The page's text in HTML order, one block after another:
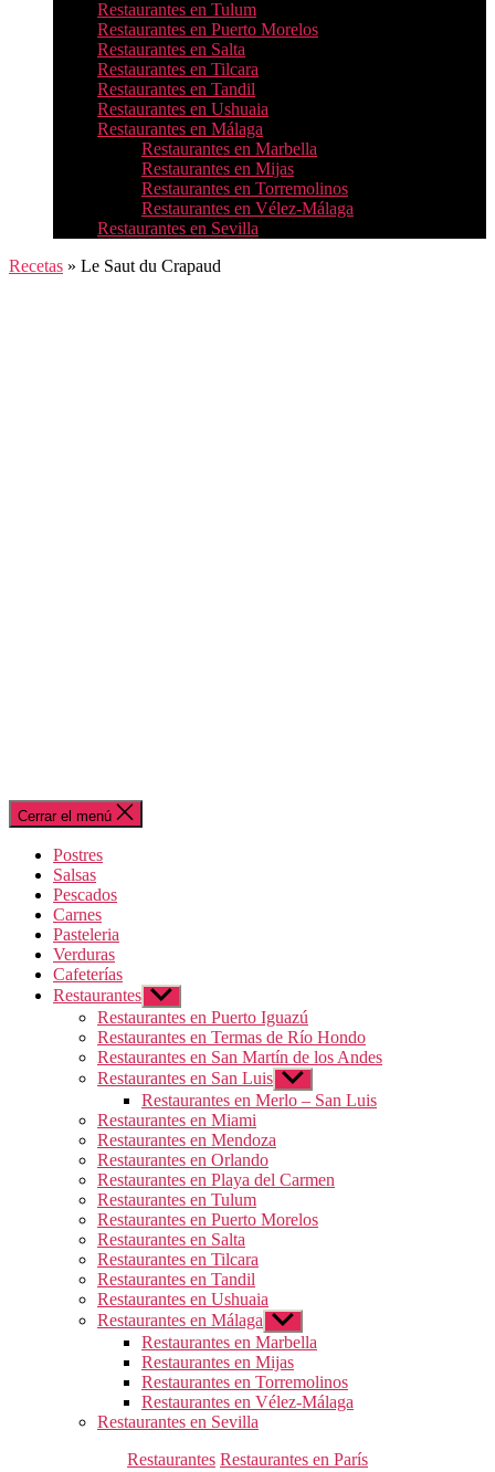
Restaurantes en Tulum
Restaurantes en Puerto Morelos
Restaurantes en Salta
Restaurantes en Tilcara
Restaurantes en Tandil
Restaurantes en Ushuaia
Restaurantes en Málaga
Restaurantes en Marbella
Restaurantes en Mijas
Restaurantes en Torremolinos
Restaurantes en Vélez-Málaga
Restaurantes en Sevilla
Recetas » Le Saut du Crapaud
Cerrar el menú
Postres
Salsas
Pescados
Carnes
Pasteleria
Verduras
Cafeterías
Restaurantes Mostrar
el
submenú
Restaurantes en Puerto Iguazú
Restaurantes en Termas de Río Hondo
Restaurantes en San Martín de los Andes
Restaurantes en San Luis Mostrar
el
submenú
Restaurantes en Merlo – San Luis
Restaurantes en Miami
Restaurantes en Mendoza
Restaurantes en Orlando
Restaurantes en Playa del Carmen
Restaurantes en Tulum
Restaurantes en Puerto Morelos
Restaurantes en Salta
Restaurantes en Tilcara
Restaurantes en Tandil
Restaurantes en Ushuaia
Restaurantes en Málaga Mostrar
el
submenú
Restaurantes en Marbella
Restaurantes en Mijas
Restaurantes en Torremolinos
Restaurantes en Vélez-Málaga
Restaurantes en Sevilla
Categorías
Restaurantes Restaurantes en París